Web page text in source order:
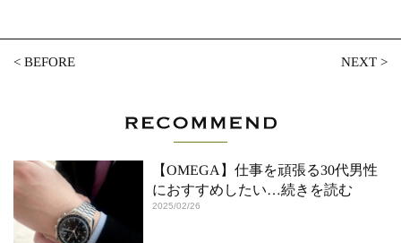
<BEFORE NEXT>
【OMEGA】仕事を頑張る30代男性
におすすめしたい…続きを読む
2025/02/26